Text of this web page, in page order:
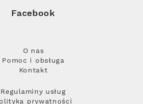
Facebook
O nas
Pomoc i obsługa
Kontakt
Regulaminy usług
prywatności